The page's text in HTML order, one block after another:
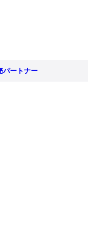
パートナー